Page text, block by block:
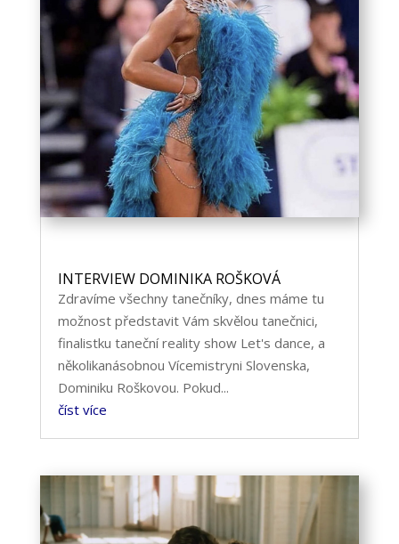
INTERVIEW DOMINIKA ROŠKOVÁ
Zdravíme všechny tanečníky, dnes máme tu
možnost představit Vám skvělou tanečnici,
finalistku taneční reality show Let's dance, a
několikanásobnou Vícemistryni Slovenska,
Dominiku Roškovou. Pokud...
číst více